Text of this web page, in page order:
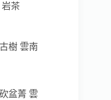
岩茶
樹 雲南
盆菁 雲